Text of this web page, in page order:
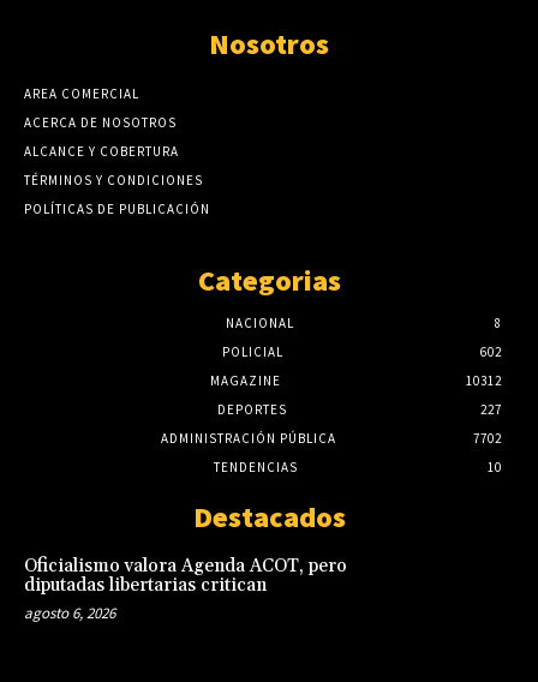
Nosotros
AREA COMERCIAL
ACERCA DE NOSOTROS
ALCANCE Y COBERTURA
TÉRMINOS Y CONDICIONES
POLÍTICAS DE PUBLICACIÓN
Categorias
NACIONAL
8
POLICIAL
602
MAGAZINE
10312
DEPORTES
227
ADMINISTRACIÓN PÚBLICA
7702
TENDENCIAS
10
Destacados
Oficialismo valora Agenda ACOT, pero
diputadas libertarias critican
agosto 6, 2026